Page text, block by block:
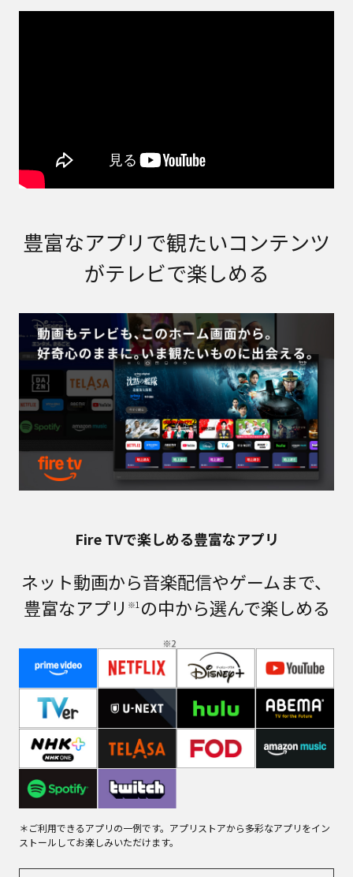
豊富なアプリで観たいコンテンツ
がテレビで楽しめる
Fire TVで楽しめる豊富なアプリ
ネット動画から音楽配信やゲームまで、
豊富なアプリ ※1 の中から選んで楽しめる
＊ご利用できるアプリの一例です。アプリストアから多彩なアプリをイン
ストールしてお楽しみいただけます。